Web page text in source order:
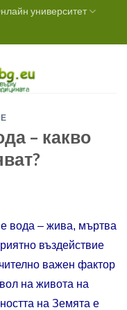
университет
– какво
вода – жива, мъртва
въздействие
важен фактор
на живота на
на Земята е